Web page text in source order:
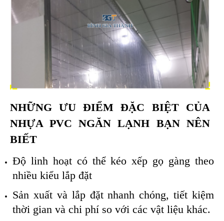
NHỮNG ƯU ĐIỂM ĐẶC BIỆT CỦA
NHỰA PVC NGĂN LẠNH BẠN NÊN
BIẾT
Độ linh hoạt có thể kéo xếp gọ gàng theo
nhiều kiểu lắp đặt
Sản xuất và lắp đặt nhanh chóng, tiết kiệm
thời gian và chi phí so với các vật liệu khác.